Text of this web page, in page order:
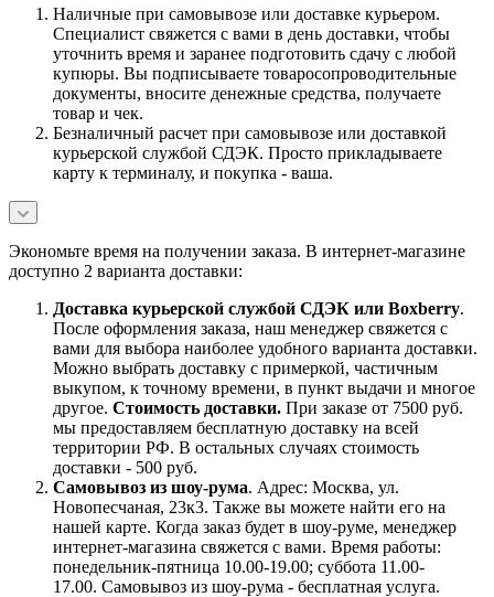
Наличные при самовывозе или доставке курьером.
Специалист свяжется с вами в день доставки, чтобы
уточнить время и заранее подготовить сдачу с любой
купюры. Вы подписываете товаросопроводительные
документы, вносите денежные средства, получаете
товар и чек.
Безналичный расчет при самовывозе или доставкой
курьерской службой СДЭК. Просто прикладываете
карту к терминалу, и покупка - ваша.
Экономьте время на получении заказа. В интернет-магазине
доступно 2 варианта доставки:
Доставка курьерской службой СДЭК или Boxberry.
После оформления заказа, наш менеджер свяжется с
вами для выбора наиболее удобного варианта доставки.
Можно выбрать доставку с примеркой, частичным
выкупом, к точному времени, в пункт выдачи и многое
другое. Стоимость доставки. При заказе от 7500 руб.
мы предоставляем бесплатную доставку на всей
территории РФ. В остальных случаях стоимость
доставки - 500 руб.
Самовывоз из шоу-рума. Адрес: Москва, ул.
Новопесчаная, 23к3. Также вы можете найти его на
нашей карте. Когда заказ будет в шоу-руме, менеджер
интернет-магазина свяжется с вами. Время работы:
понедельник-пятница 10.00-19.00; суббота 11.00-
17.00. Самовывоз из шоу-рума - бесплатная услуга.